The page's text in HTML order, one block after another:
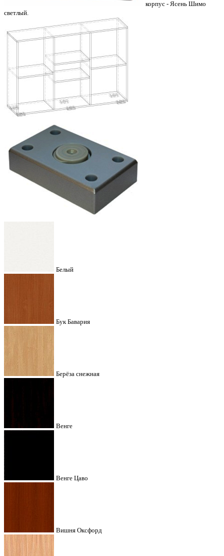
корпус - Ясень Шимо
светлый.
Белый
Бук Бавария
Берёза снежная
Венге
Венге Цаво
Вишня Оксфорд